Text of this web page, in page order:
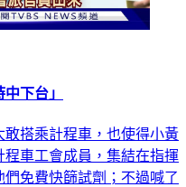
下台」
敢搭乘計程車，也使得小黃
車工會成員，集結在指揮
免費快篩試劑；不過喊了